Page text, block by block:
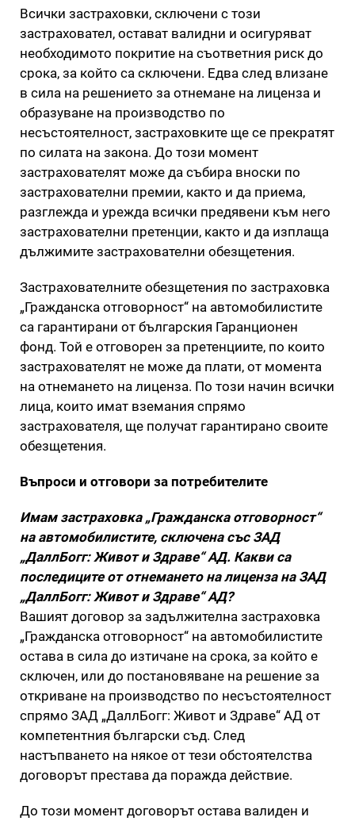
Всички застраховки, сключени с този
застраховател, остават валидни и осигуряват
необходимото покритие на съответния риск до
срока, за който са сключени. Едва след влизане
в сила на решението за отнемане на лиценза и
образуване на производство по
несъстоятелност, застраховките ще се прекратят
по силата на закона. До този момент
застрахователят може да събира вноски по
застрахователни премии, както и да приема,
разглежда и урежда всички предявени към него
застрахователни претенции, както и да изплаща
дължимите застрахователни обезщетения.
Застрахователните обезщетения по застраховка
„Гражданска отговорност“ на автомобилистите
са гарантирани от българския Гаранционен
фонд. Той е отговорен за претенциите, по които
застрахователят не може да плати, от момента
на отнемането на лиценза. По този начин всички
лица, които имат вземания спрямо
застрахователя, ще получат гарантирано своите
обезщетения.
Въпроси и отговори за потребителите
Имам застраховка „Гражданска отговорност“
на автомобилистите, сключена със ЗАД
„ДаллБогг: Живот и Здраве“ АД. Какви са
последиците от отнемането на лиценза на ЗАД
„ДаллБогг: Живот и Здраве“ АД?
Вашият договор за задължителна застраховка
„Гражданска отговорност“ на автомобилистите
остава в сила до изтичане на срока, за който е
сключен, или до постановяване на решение за
откриване на производство по несъстоятелност
спрямо ЗАД „ДаллБогг: Живот и Здраве“ АД от
компетентния български съд. След
настъпването на някое от тези обстоятелства
договорът престава да поражда действие.
До този момент договорът остава валиден и